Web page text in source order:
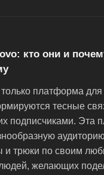
кто они и
платформа для
тесные
подписчиками. Эта
и трюки по своим
желающих